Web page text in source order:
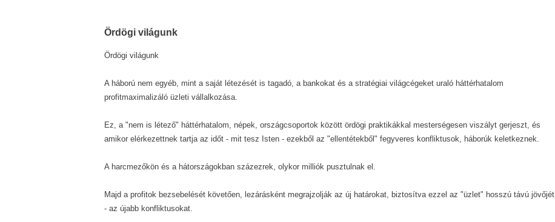
Ördögi világunk
Ördögi világunk
A háború nem egyéb, mint a saját létezését is tagadó, a bankokat és a stratégiai világcégeket uraló háttérhatalom
profitmaximalizáló üzleti vállalkozása.
Ez, a "nem is létező" háttérhatalom, népek, országcsoportok között ördögi praktikákkal mesterségesen viszályt gerjeszt, és
amikor elérkezettnek tartja az időt - mit tesz Isten - ezekből az "ellentétekből" fegyveres konfliktusok, háborúk keletkeznek.
A harcmezőkön és a hátországokban százezrek, olykor milliók pusztulnak el.
Majd a profitok bezsebelését követően, lezárásként megrajzolják az új határokat, biztosítva ezzel az "üzlet" hosszú távú jövőjét
- az újabb konfliktusokat.